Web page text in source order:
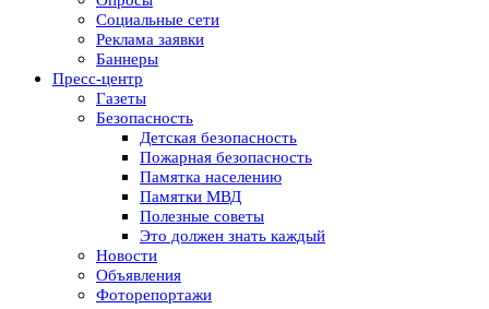
Социальные сети
Реклама заявки
Баннеры
Пресс-центр
Газеты
Безопасность
Детская безопасность
Пожарная безопасность
Памятка населению
Памятки МВД
Полезные советы
Это должен знать каждый
Новости
Объявления
Фоторепортажи